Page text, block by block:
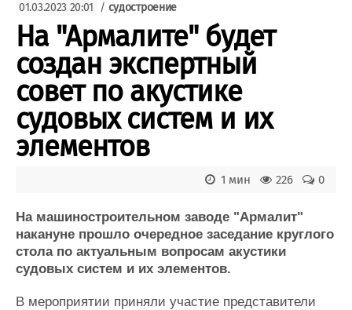
Судоходство
Судоремонт
События
Пресс-релизы
Порты
Рыболовство
ВМФ
Яхты и катера
Еще
Компании
Репутация
Крюинг
Журнал
Доска объявлений
Оборудование
Изделия
Материалы
01.03.2023 20:01 / судостроение
На "Армалите" будет
создан экспертный
совет по акустике
судовых систем и их
элементов
0
226
1 мин
На машиностроительном заводе "Армалит"
накануне прошло очередное заседание круглого
стола по актуальным вопросам акустики
судовых систем и их элементов.
В мероприятии приняли участие представители